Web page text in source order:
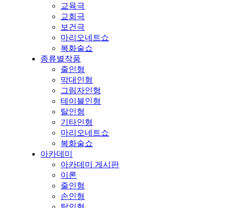
교육극
교회극
보건극
마리오네트쇼
복화술쇼
종류별작품
줄인형
막대인형
그림자인형
테이블인형
탈인형
기타인형
마리오네트쇼
복화술쇼
아카데미
아카데미 게시판
이론
줄인형
손인형